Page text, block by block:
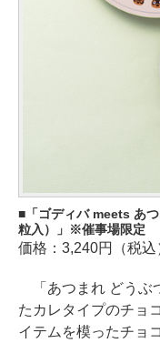
「ゴディバ meets あ
粒入）」※催事場限定
価格：3,240円（税込
「あつまれ どうぶ
たカレタイプのチョ
イテムを模ったチョ